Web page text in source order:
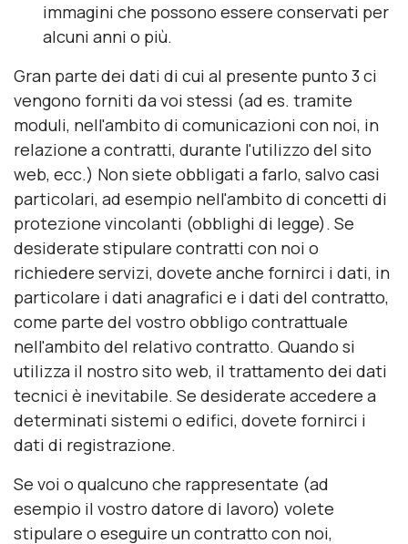
immagini che possono essere conservati per
alcuni anni o più.
Gran parte dei dati di cui al presente punto 3 ci
vengono forniti da voi stessi (ad es. tramite
moduli, nell'ambito di comunicazioni con noi, in
relazione a contratti, durante l'utilizzo del sito
web, ecc.) Non siete obbligati a farlo, salvo casi
particolari, ad esempio nell'ambito di concetti di
protezione vincolanti (obblighi di legge). Se
desiderate stipulare contratti con noi o
richiedere servizi, dovete anche fornirci i dati, in
particolare i dati anagrafici e i dati del contratto,
come parte del vostro obbligo contrattuale
nell'ambito del relativo contratto. Quando si
utilizza il nostro sito web, il trattamento dei dati
tecnici è inevitabile. Se desiderate accedere a
determinati sistemi o edifici, dovete fornirci i
dati di registrazione.
Se voi o qualcuno che rappresentate (ad
esempio il vostro datore di lavoro) volete
stipulare o eseguire un contratto con noi,